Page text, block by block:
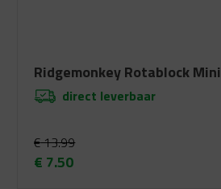
Ridgemonkey Rotablock Mini
direct leverbaar
€13.99
€ 7.50